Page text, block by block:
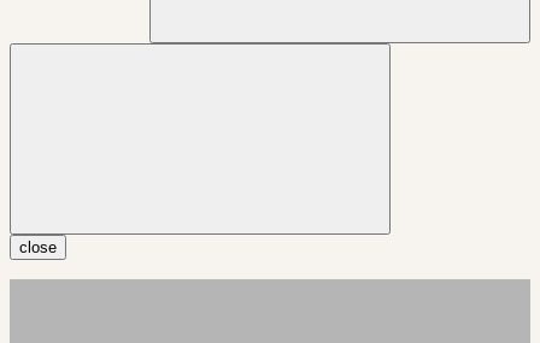
close